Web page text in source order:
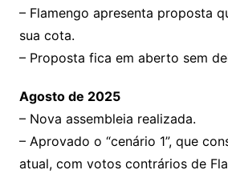
– Flamengo apresenta proposta
sua cota.
– Proposta fica em aberto sem
Agosto de 2025
– Nova assembleia realizada.
– Aprovado o “cenário 1”, que
atual, com votos contrários de